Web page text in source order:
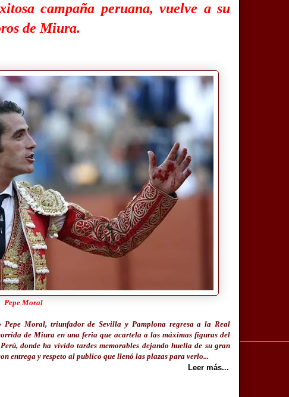
campaña peruana, vuelve a su
de Miura.
Pepe Moral
Moral, triunfador de Sevilla y Pamplona regresa a la Real
de Miura en una feria que acartela a las máximas figuras del
donde ha vivido tardes memorables dejando huella de su gran
entrega y respeto al publico que llenó las plazas para verlo...
Leer más...